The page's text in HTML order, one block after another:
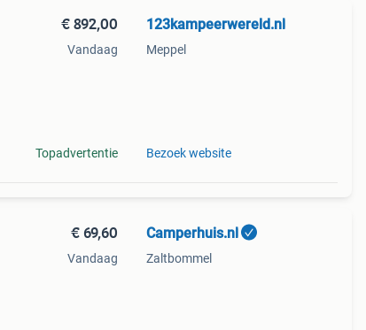
€ 892,00
Vandaag
Topadvertentie
123kampeerwereld.nl
Meppel
Bezoek website
€ 69,60
Vandaag
Camperhuis.nl
Zaltbommel